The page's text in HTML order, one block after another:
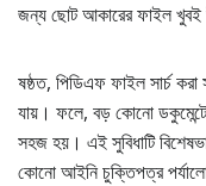
জন্য ছোট আকারের ফাইল
ষষ্ঠত, পিডিএফ ফাইল সার্চ
যায়। ফলে, বড় কোনো
সহজ হয়। এই সুবিধাটি
কোনো আইনি চুক্তিপত্র